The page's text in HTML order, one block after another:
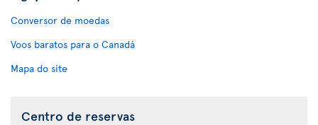
Conversor de moedas
Voos baratos para o Canadá
Mapa do site
Centro de reservas